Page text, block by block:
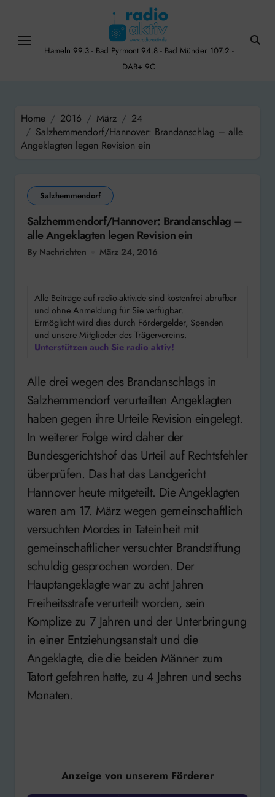
content
Hameln 99.3 - Bad Pyrmont 94.8 - Bad Münder 107.2 -
DAB+ 9C
Home 2016 März
24
Salzhemmendorf/Hannover: Brandanschlag – alle
Angeklagten legen Revision ein
Salzhemmendorf
Salzhemmendorf/Hannover: Brandanschlag –
alle Angeklagten legen Revision ein
By Nachrichten März 24, 2016
Alle Beiträge auf radio-aktiv.de sind kostenfrei abrufbar
und ohne Anmeldung für Sie verfügbar.
Ermöglicht wird dies durch Fördergelder, Spenden
und unsere Mitglieder des Trägervereins.
Unterstützen auch Sie radio aktiv!
Alle drei wegen des Brandanschlags in
Salzhemmendorf verurteilten Angeklagten
haben gegen ihre Urteile Revision eingelegt.
In weiterer Folge wird daher der
Bundesgerichtshof das Urteil auf Rechtsfehler
überprüfen. Das hat das Landgericht
Hannover heute mitgeteilt. Die Angeklagten
waren am 17. März wegen gemeinschaftlich
versuchten Mordes in Tateinheit mit
gemeinschaftlicher versuchter Brandstiftung
schuldig gesprochen worden. Der
Hauptangeklagte war zu acht Jahren
Freiheitsstrafe verurteilt worden, sein
Komplize zu 7 Jahren und der Unterbringung
in einer Entziehungsanstalt und die
Angeklagte, die die beiden Männer zum
Tatort gefahren hatte, zu 4 Jahren und sechs
Monaten.
Anzeige von unserem Förderer